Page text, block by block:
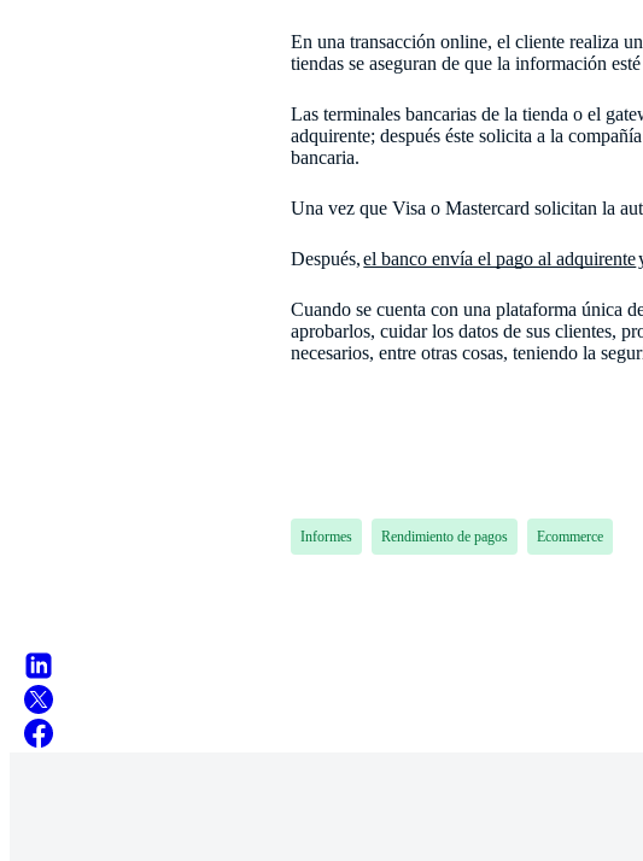
En una transacción online, el cliente realiza
tiendas se aseguran de que la información
Las terminales bancarias de la tienda o el
adquirente; después éste solicita a la
bancaria.
Una vez que Visa o Mastercard solicitan la
Después,el banco envía el pago al adquirente
Cuando se cuenta con una plataforma única
aprobarlos, cuidar los datos de sus clientes,
necesarios, entre otras cosas, teniendo la
Informes Rendimiento de pagos Ecommerce